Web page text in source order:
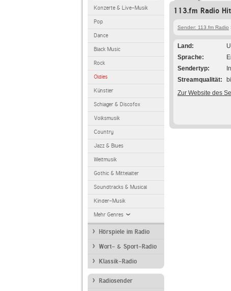
Konzerte & Live-Musik
Pop
Dance
Black Music
Rock
Oldies
Künstler
Schlager & Discofox
Volksmusik
Country
Jazz & Blues
Weltmusik
Gothic & Mittelalter
Soundtracks & Musical
Kinder-Musik
Mehr Genres
Hörspiele im Radio
Wort- & Sport-Radio
Klassik-Radio
Radiosender
113.fm Radio
Sender: 113.fm Radio
Land
Sprache
Sendertyp
Streamqualität
Zur Website des